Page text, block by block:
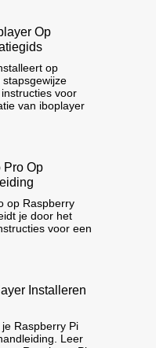
Op
op
voor
van iboplayer
Pro Op
op Raspberry
je door het
voor een
Installeren
Raspberry Pi
Leer